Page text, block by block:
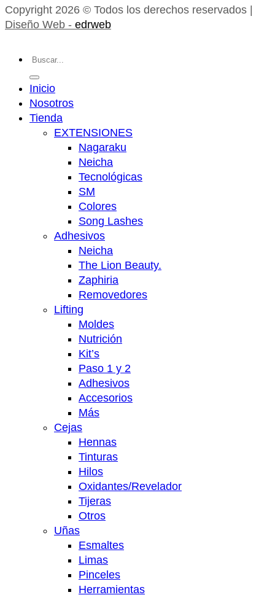
Copyright 2026 © Todos los derechos reservados |
Diseño Web - edrweb
Buscar
por:
Inicio
Nosotros
Tienda
EXTENSIONES
Nagaraku
Neicha
Tecnológicas
SM
Colores
Song Lashes
Adhesivos
Neicha
The Lion Beauty.
Zaphiria
Removedores
Lifting
Moldes
Nutrición
Kit’s
Paso 1 y 2
Adhesivos
Accesorios
Más
Cejas
Hennas
Tinturas
Hilos
Oxidantes/Revelador
Tijeras
Otros
Uñas
Esmaltes
Limas
Pinceles
Herramientas